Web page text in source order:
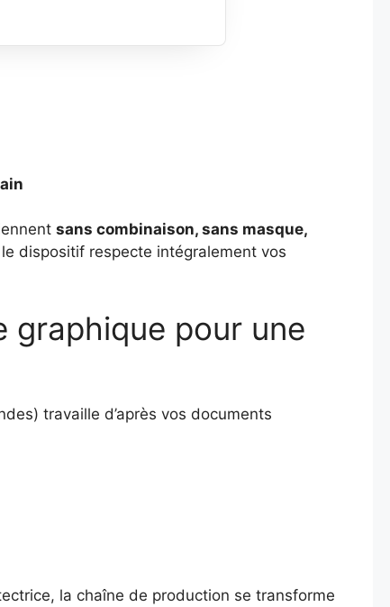
sans combinaison, sans masque,
dispositif respecte intégralement vos
graphique pour une
travaille d’après vos documents
la chaîne de production se transforme